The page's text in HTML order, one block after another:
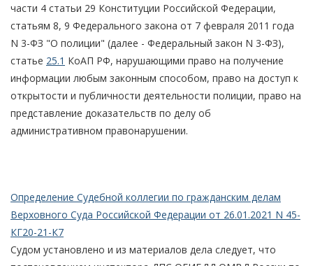
части 4 статьи 29 Конституции Российской Федерации,
статьям 8, 9 Федерального закона от 7 февраля 2011 года
N 3-ФЗ "О полиции" (далее - Федеральный закон N 3-ФЗ),
статье 25.1 КоАП РФ, нарушающими право на получение
информации любым законным способом, право на доступ к
открытости и публичности деятельности полиции, право на
представление доказательств по делу об
административном правонарушении.
Определение Судебной коллегии по гражданским делам
Верховного Суда Российской Федерации от 26.01.2021 N 45-
КГ20-21-К7
Судом установлено и из материалов дела следует, что